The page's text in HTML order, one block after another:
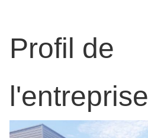
Profil de
l'entreprise